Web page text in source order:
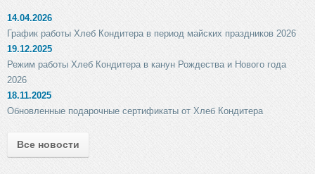
14.04.2026
График работы Хлеб Кондитера в период майских праздников 2026
19.12.2025
Режим работы Хлеб Кондитера в канун Рождества и Нового года
2026
18.11.2025
Обновленные подарочные сертификаты от Хлеб Кондитера
Все новости